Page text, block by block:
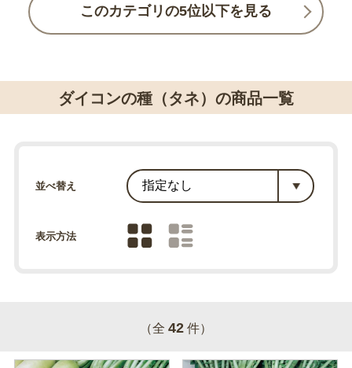
このカテゴリの5位以下を見る
ダイコンの種（タネ）の商品一覧
並べ替え
表示方法
（全 42 件）